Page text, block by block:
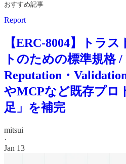
おすすめ記事
Report
【ERC-8004】トラ
トのための標準規格 /
Reputation・
やMCPなど既存プロ
足」を補完
mitsui
·
Jan 13